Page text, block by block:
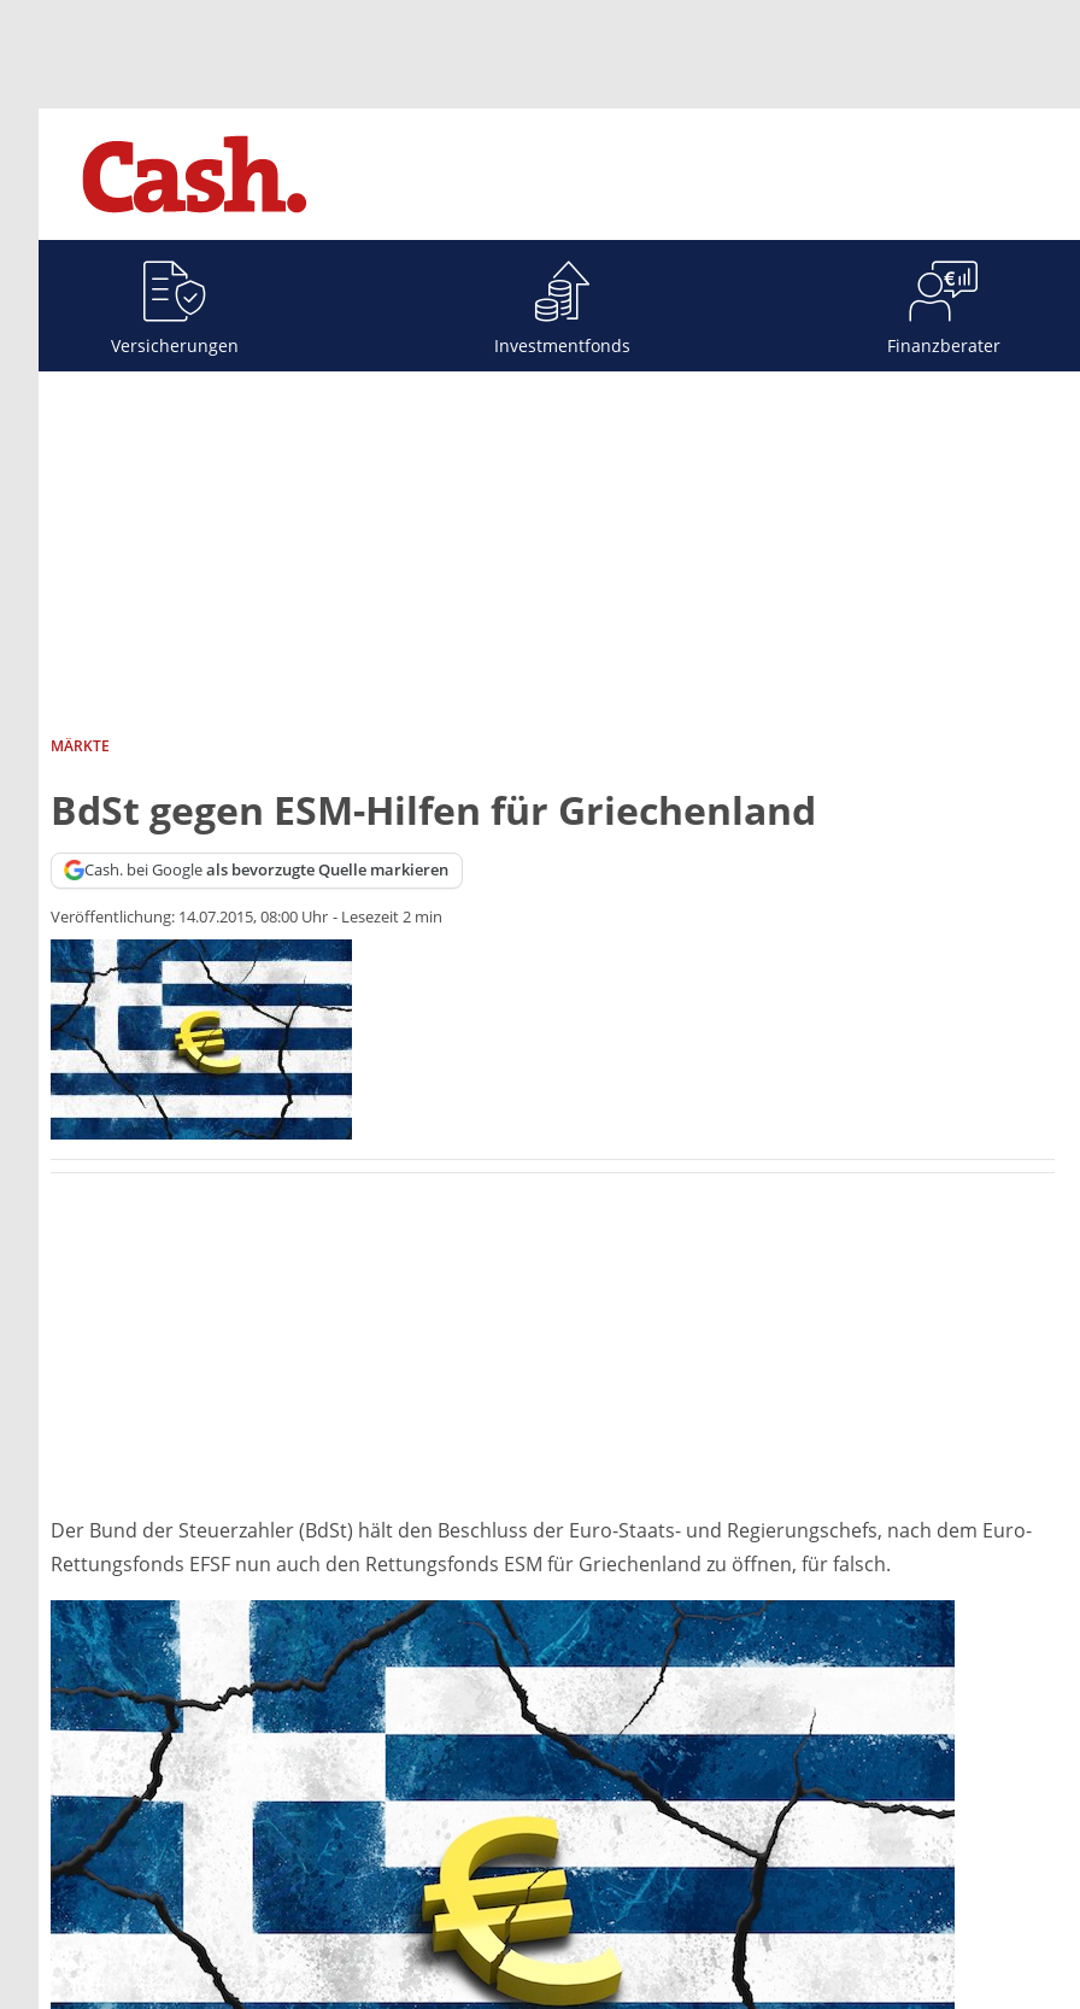
Versicherungen Investmentfonds Finanzberater
MÄRKTE
BdSt gegen ESM-Hilfen für Griechenland
Cash. bei Googleals bevorzugte Quelle markieren
Veröffentlichung: 14.07.2015, 08:00 Uhr - Lesezeit 2 min
Der Bund der Steuerzahler (BdSt) hält den Beschluss der Euro-Staats- und Regierungschefs, nach dem Euro-
Rettungsfonds EFSF nun auch den Rettungsfonds ESM für Griechenland zu öffnen, für falsch.